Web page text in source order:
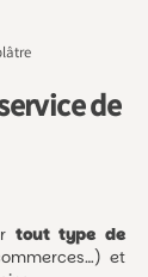
de
tout type de
et